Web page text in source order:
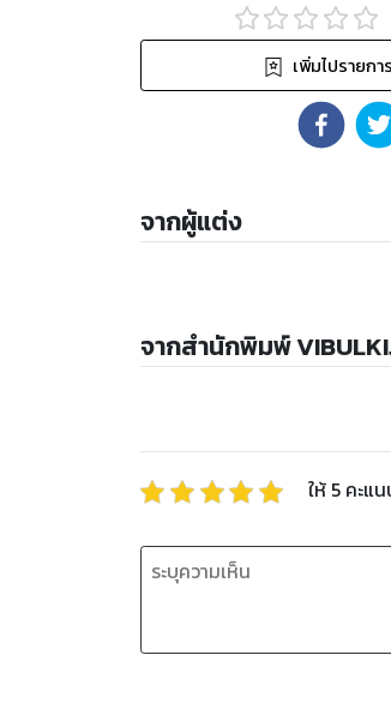
เพิ่มไปรายก
จากผู้แต่ง
จากสำนักพิมพ์
ให้ 5 คะแ